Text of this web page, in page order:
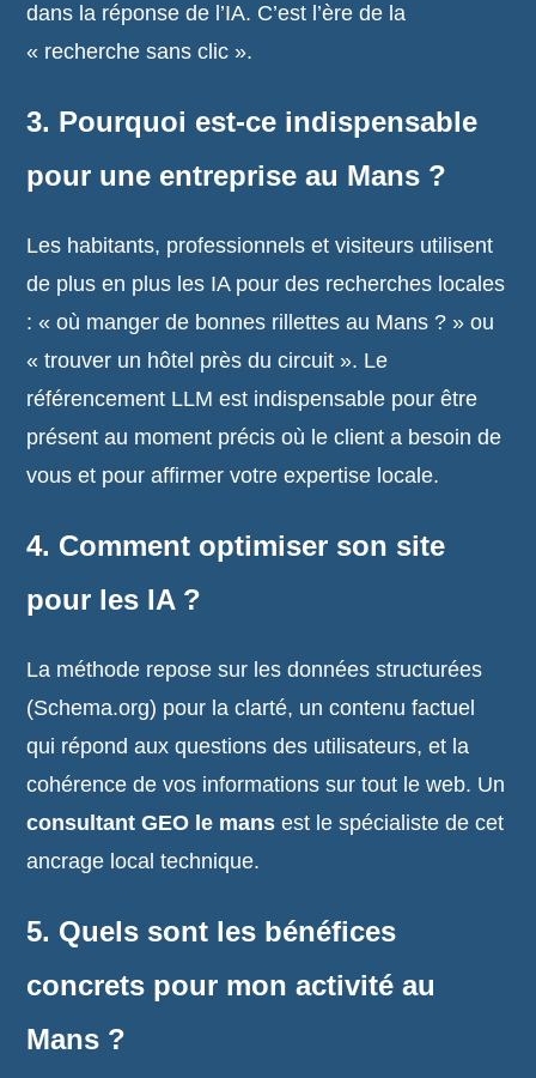
dans la réponse de l’IA. C’est l’ère de la
« recherche sans clic ».
3. Pourquoi est-ce indispensable
pour une entreprise au Mans ?
Les habitants, professionnels et visiteurs utilisent
de plus en plus les IA pour des recherches locales
: « où manger de bonnes rillettes au Mans ? » ou
« trouver un hôtel près du circuit ». Le
référencement LLM est indispensable pour être
présent au moment précis où le client a besoin de
vous et pour affirmer votre expertise locale.
4. Comment optimiser son site
pour les IA ?
La méthode repose sur les données structurées
(Schema.org) pour la clarté, un contenu factuel
qui répond aux questions des utilisateurs, et la
cohérence de vos informations sur tout le web. Un
consultant GEO le mans est le spécialiste de cet
ancrage local technique.
5. Quels sont les bénéfices
concrets pour mon activité au
Mans ?